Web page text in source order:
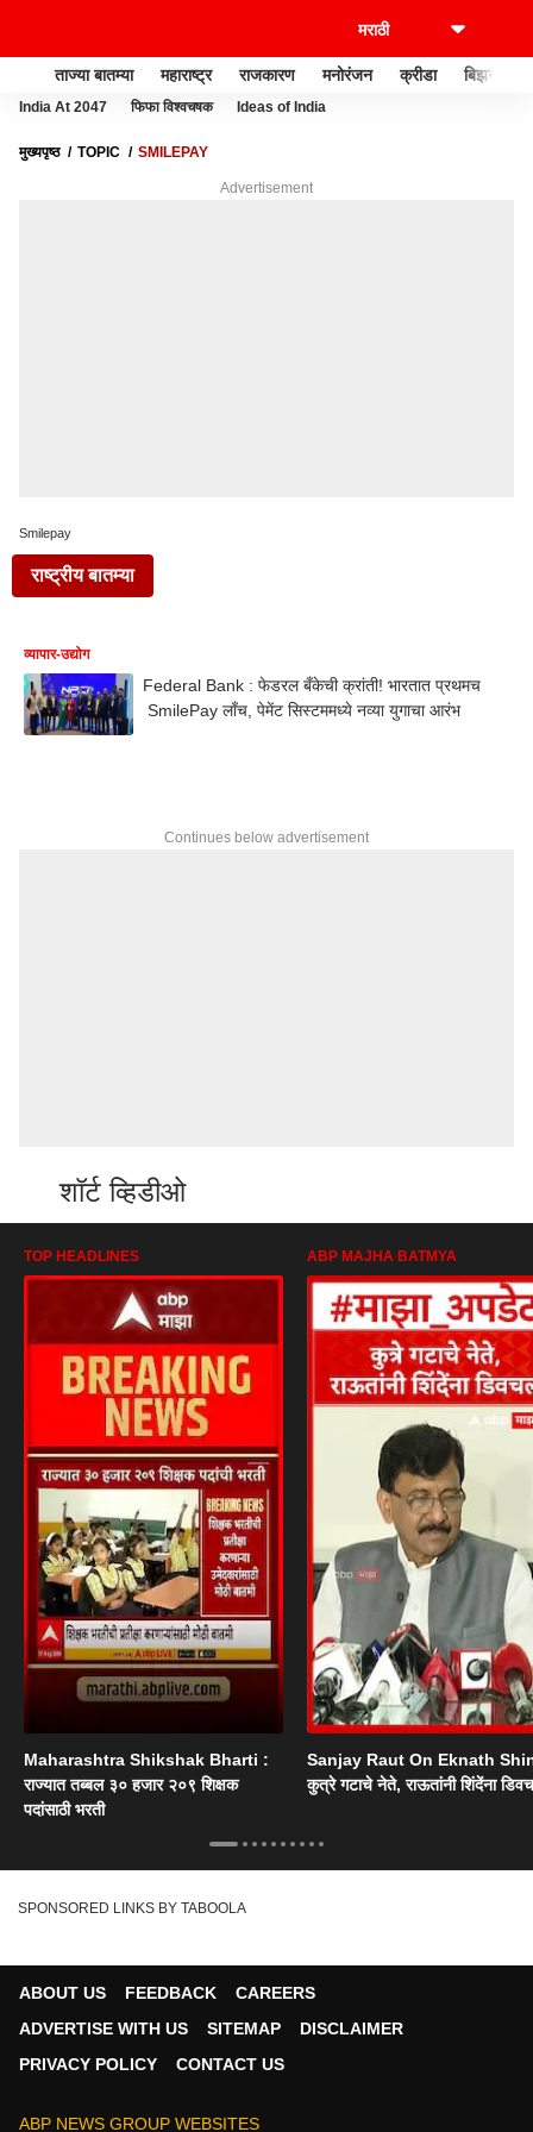
ताज्या बातम्या महाराष्ट्र राजकारण मनोरंजन क्रीडा बिझनेस
India At 2047 फिफा विश्वचषक Ideas of India
मुख्यपृष्ठ TOPIC SMILEPAY
Advertisement
Smilepay
राष्ट्रीय बातम्या
व्यापार-उद्योग
Federal Bank : फेडरल बँकेची क्रांती! भारतात प्रथमच
SmilePay लाँच, पेमेंट सिस्टममध्ये नव्या युगाचा आरंभ
Continues below advertisement
शॉर्ट व्हिडीओ
TOP HEADLINES
Maharashtra Shikshak Bharti :
राज्यात तब्बल ३० हजार २०९ शिक्षक
पदांसाठी भरती
ABP MAJHA BATMYA
Sanjay Raut On Eknath
कुत्रे गटाचे नेते, राऊतांनी शिंदेंना
SPONSORED LINKS BY TABOOLA
ABOUT US FEEDBACK
CAREERS
ADVERTISE WITH US
SITEMAP
DISCLAIMER
PRIVACY POLICY
CONTACT US
ABP NEWS GROUP WEBSITES